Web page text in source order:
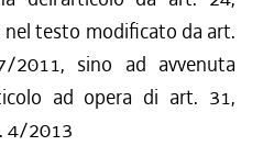
testo modificato da art.
sino ad avvenuta
ad opera di art. 31,
4/2013